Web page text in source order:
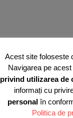
Acest site foloseste
Navigarea pe
privind utilizarea de
informați cu
personalîn
Politica de